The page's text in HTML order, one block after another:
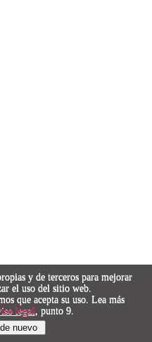
y de terceros para mejorar
el uso del sitio web.
que acepta su uso. Lea más
legal, punto 9.